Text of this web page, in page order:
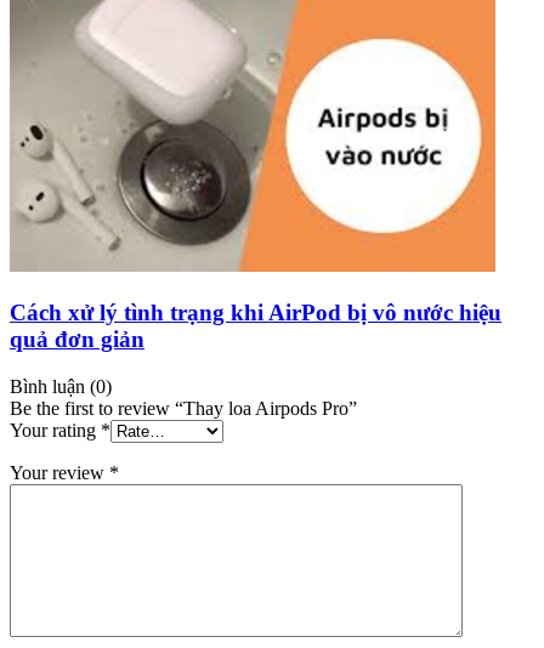
Cách xử lý tình trạng khi AirPod bị vô nước hiệu
quả đơn giản
Bình luận (0)
Be the first to review “Thay loa Airpods Pro”
Your rating *
Your review *